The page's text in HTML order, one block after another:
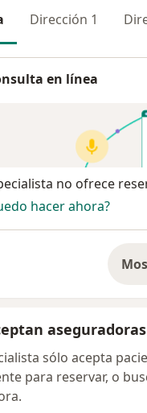
Dirección 1
en línea
no ofrece
hacer ahora?
aseguradoras
sólo acepta
para reservar, o